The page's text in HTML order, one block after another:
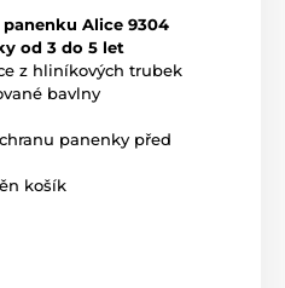
Alice 9304
od 3 do 5 let
z hliníkových trubek
bavlny
panenky před
košík